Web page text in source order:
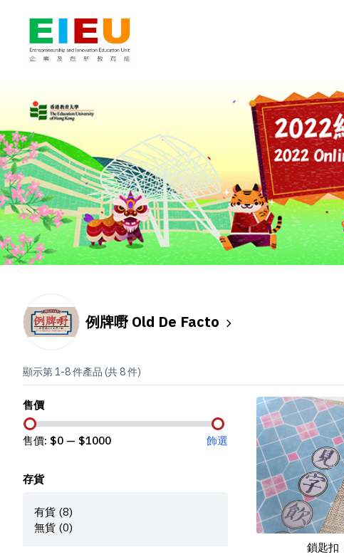
例牌嘢 Old De Facto
顯示第 1-8 件產品 (共 8 件)
售價
售價: $0 — $1000 飾選
存貨
有貨 (8)
無貨 (0)
鎖匙扣